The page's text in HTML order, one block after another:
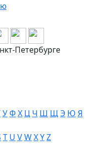
Петербурге
УФ Х Ц Ч Ш ЩЭ Ю Я
T U VWXYZ